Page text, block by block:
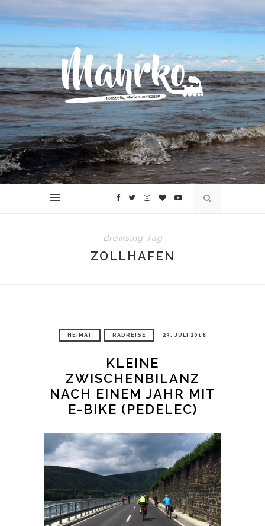
Browsing Tag
ZOLLHAFEN
HEIMAT RADREISE 23. JULI 2018
KLEINE
ZWISCHENBILANZ
NACH EINEM JAHR MIT
E-BIKE (PEDELEC)